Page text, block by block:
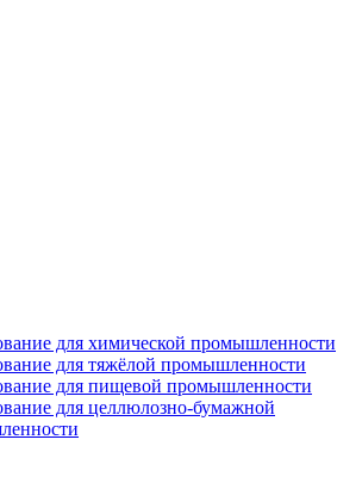
для химической промышленности
для тяжёлой промышленности
для пищевой промышленности
для целлюлозно-бумажной